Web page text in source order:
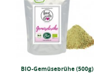
BIO-Gemüsebrühe (500g)